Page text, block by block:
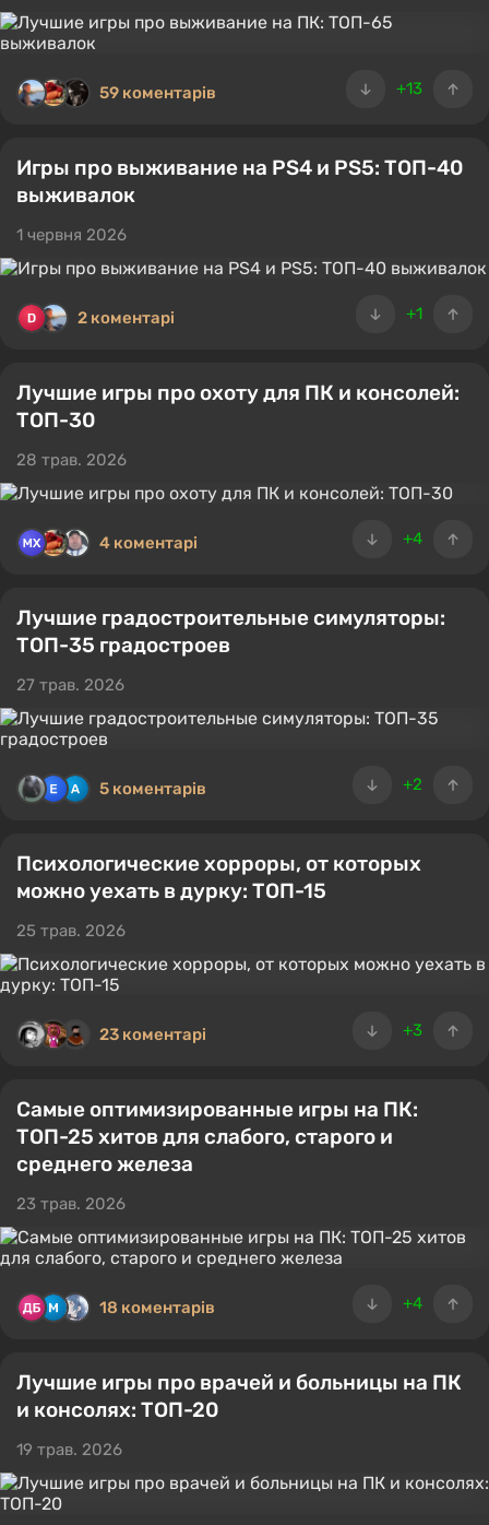
+13
59 коментарів
Игры про выживание на PS4 и PS5: ТОП-40
выживалок
1 червня 2026
+1
2 коментарі
Лучшие игры про охоту для ПК и консолей:
ТОП-30
28 трав. 2026
+4
4 коментарі
Лучшие градостроительные симуляторы:
ТОП-35 градостроев
27 трав. 2026
+2
5 коментарів
Психологические хорроры, от которых
можно уехать в дурку: ТОП-15
25 трав. 2026
+3
23 коментарі
Самые оптимизированные игры на ПК:
ТОП-25 хитов для слабого, старого и
среднего железа
23 трав. 2026
+4
18 коментарів
Лучшие игры про врачей и больницы на ПК
и консолях: ТОП-20
19 трав. 2026